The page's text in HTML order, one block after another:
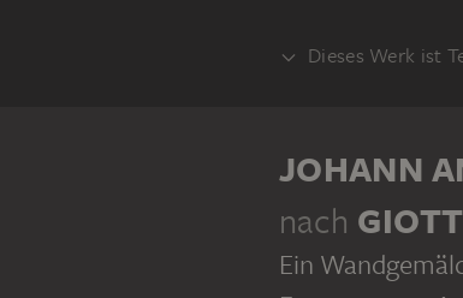
Dieses Werk ist
JOHANN
nach
Ein